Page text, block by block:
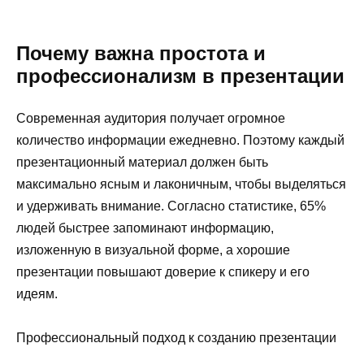
Почему важна простота и
профессионализм в презентации
Современная аудитория получает огромное
количество информации ежедневно. Поэтому каждый
презентационный материал должен быть
максимально ясным и лаконичным, чтобы выделяться
и удерживать внимание. Согласно статистике, 65%
людей быстрее запоминают информацию,
изложенную в визуальной форме, а хорошие
презентации повышают доверие к спикеру и его
идеям.
Профессиональный подход к созданию презентации